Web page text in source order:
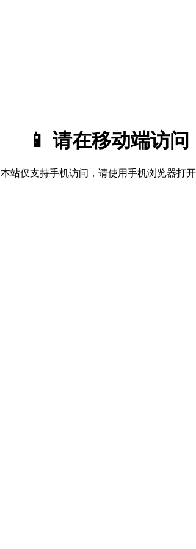
📱 请在移动端访问
本站仅支持手机访问，请使用手机浏览器打开